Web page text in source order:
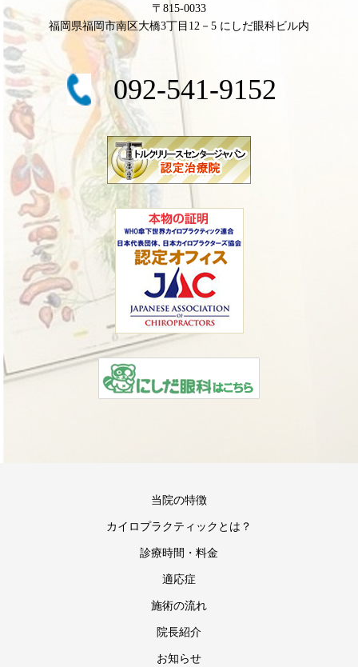
〒815-0033
福岡県福岡市南区大橋3丁目12－5 にしだ眼科ビル内
092-541-9152
当院の特徴
カイロプラクティックとは？
診療時間・料金
適応症
施術の流れ
院長紹介
お知らせ